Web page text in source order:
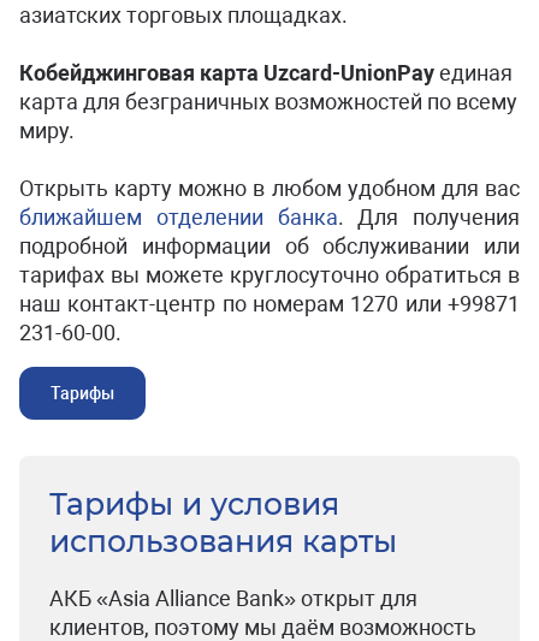
азиатских торговых площадках.
Кобейджинговая карта Uzcard-UnionPayединая
карта для безграничных возможностей по всему
миру.
Открыть карту можно в любом удобном для вас
ближайшем отделении банка. Для получения
подробной информации об обслуживании или
тарифах вы можете круглосуточно обратиться в
наш контакт-центр по номерам 1270 или +99871
231-60-00.
Тарифы
Тарифы и условия
использования карты
АКБ «Asia Alliance Bank» открыт для
клиентов, поэтому мы даём возможность